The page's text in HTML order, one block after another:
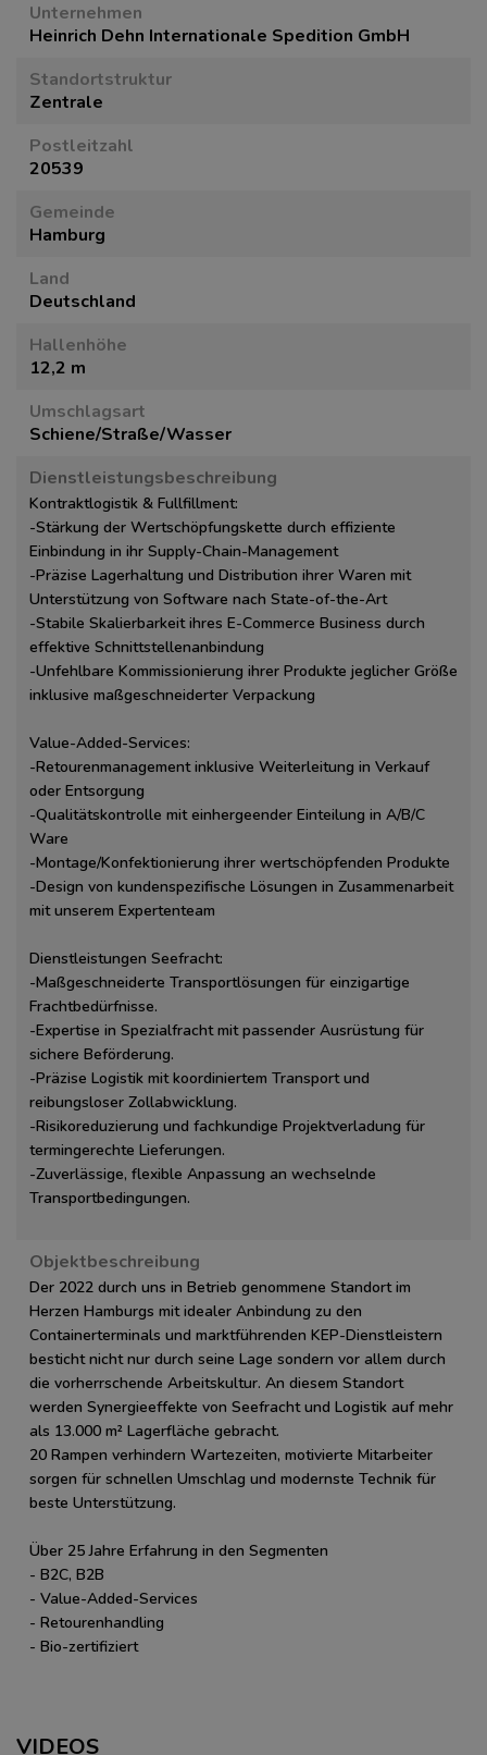
Unternehmen
Heinrich Dehn Internationale Spedition GmbH
Standortstruktur
Zentrale
Postleitzahl
20539
Gemeinde
Hamburg
Land
Deutschland
Hallenhöhe
12,2 m
Umschlagsart
Schiene/Straße/Wasser
Dienstleistungsbeschreibung
Kontraktlogistik & Fullfillment:
-Stärkung der Wertschöpfungskette durch effiziente
Einbindung in ihr Supply-Chain-Management
-Präzise Lagerhaltung und Distribution ihrer Waren mit
Unterstützung von Software nach State-of-the-Art
-Stabile Skalierbarkeit ihres E-Commerce Business durch
effektive Schnittstellenanbindung
-Unfehlbare Kommissionierung ihrer Produkte jeglicher Größe
inklusive maßgeschneiderter Verpackung
Value-Added-Services:
-Retourenmanagement inklusive Weiterleitung in Verkauf
oder Entsorgung
-Qualitätskontrolle mit einhergeender Einteilung in A/B/C
Ware
-Montage/Konfektionierung ihrer wertschöpfenden Produkte
-Design von kundenspezifische Lösungen in Zusammenarbeit
mit unserem Expertenteam
Dienstleistungen Seefracht:
-Maßgeschneiderte Transportlösungen für einzigartige
Frachtbedürfnisse.
-Expertise in Spezialfracht mit passender Ausrüstung für
sichere Beförderung.
-Präzise Logistik mit koordiniertem Transport und
reibungsloser Zollabwicklung.
-Risikoreduzierung und fachkundige Projektverladung für
termingerechte Lieferungen.
-Zuverlässige, flexible Anpassung an wechselnde
Transportbedingungen.
Objektbeschreibung
Der 2022 durch uns in Betrieb genommene Standort im
Herzen Hamburgs mit idealer Anbindung zu den
Containerterminals und marktführenden KEP-Dienstleistern
besticht nicht nur durch seine Lage sondern vor allem durch
die vorherrschende Arbeitskultur. An diesem Standort
werden Synergieeffekte von Seefracht und Logistik auf mehr
als 13.000 m² Lagerfläche gebracht.
20 Rampen verhindern Wartezeiten, motivierte Mitarbeiter
sorgen für schnellen Umschlag und modernste Technik für
beste Unterstützung.
Über 25 Jahre Erfahrung in den Segmenten
- B2C, B2B
- Value-Added-Services
- Retourenhandling
- Bio-zertifiziert
VIDEOS